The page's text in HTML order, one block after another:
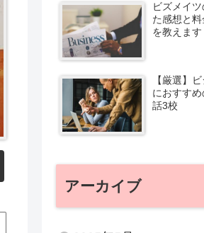
ビズメイ
た感想と
を教えます
【厳選】
におすす
話3校
アーカイブ